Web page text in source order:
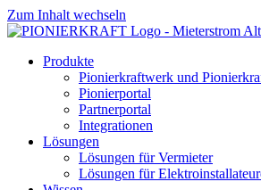
Zum Inhalt wechseln
Produkte
Pionierkraftwerk und
Pionierportal
Partnerportal
Integrationen
Lösungen
Lösungen für Vermieter
Lösungen für